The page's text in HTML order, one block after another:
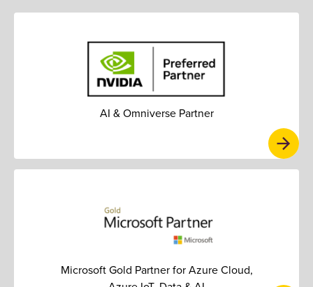
AI & Omniverse Partner
Microsoft Gold Partner for Azure Cloud,